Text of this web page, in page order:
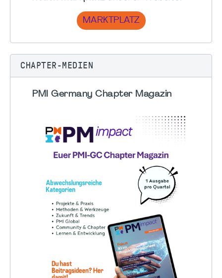
MARKTPLATZ
CHAPTER-MEDIEN
PMI Germany Chapter Magazin